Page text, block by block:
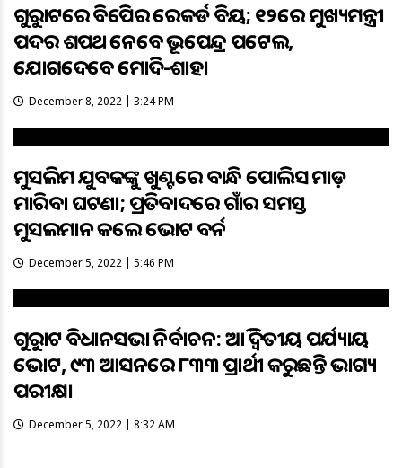
ଗୁଜୁରାଟରେ ବିଜେପିର ରେକର୍ଡ ବିଜୟ; ୧୨ରେ ମୁଖ୍ୟମନ୍ତ୍ରୀ
ପଦର ଶପଥ ନେବେ ଭୂପେନ୍ଦ୍ର ପଟେଲ,
ଯୋଗଦେବେ ମୋଦି-ଶାହା
December 8, 2022 | 3:24 PM
ମୁସଲିମ ଯୁବକଙ୍କୁ ଖୁଣ୍ଟରେ ବାନ୍ଧି ପୋଲିସ ମାଡ଼
ମାରିବା ଘଟଣା; ପ୍ରତିବାଦରେ ଗାଁର ସମସ୍ତ
ମୁସଲମାନ କଲେ ଭୋଟ ବର୍ଜନ
December 5, 2022 | 5:46 PM
ଗୁଜୁରାଟ ବିଧାନସଭା ନିର୍ବାଚନ: ଆଜି ଦ୍ୱିତୀୟ ପର୍ଯ୍ୟାୟ
ଭୋଟ, ୯୩ ଆସନରେ ୮୩୩ ପ୍ରାର୍ଥୀ କରୁଛନ୍ତି ଭାଗ୍ୟ
ପରୀକ୍ଷା
December 5, 2022 | 8:32 AM